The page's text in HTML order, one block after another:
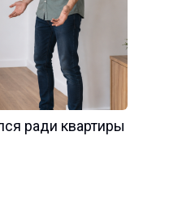
ради квартиры